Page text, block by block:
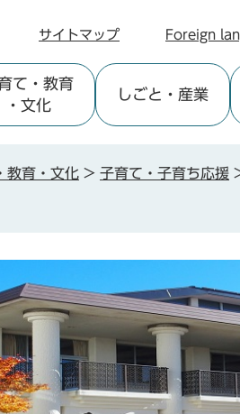
サイトマップ Foreign
て ・教育
・文化
しごと ・産業
教育・文化 > 子育て・子育ち応援